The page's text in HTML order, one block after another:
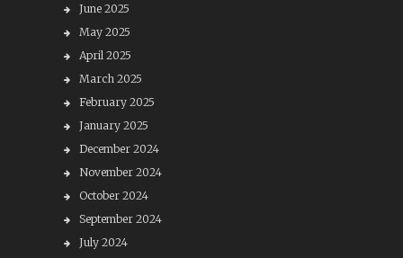
June 2025
May 2025
April 2025
March 2025
February 2025
January 2025
December 2024
November 2024
October 2024
September 2024
July 2024